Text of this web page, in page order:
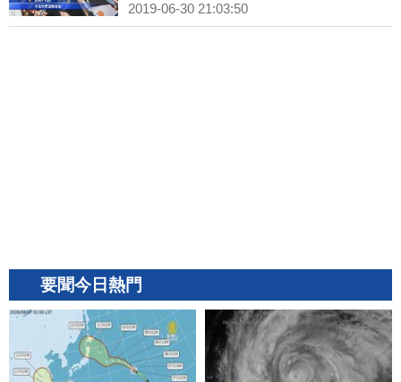
2019-06-30 21:03:50
要聞今日熱門